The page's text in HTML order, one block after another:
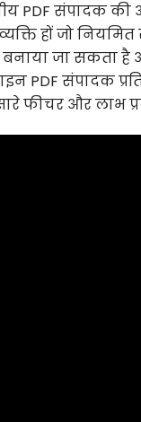
PDF संपादक की
हों जो
जा सकता है
PDF संपादक
फीचर और लाभ